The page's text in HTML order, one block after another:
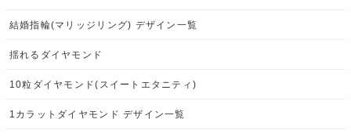
結婚指輪(マリッジリング) デザイン一覧
揺れるダイヤモンド
10粒ダイヤモンド(スイートエタニティ)
1カラットダイヤモンド デザイン一覧